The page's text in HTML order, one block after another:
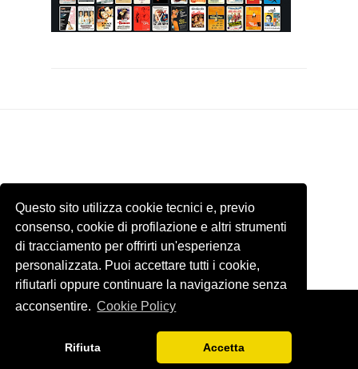
Questo sito utilizza cookie tecnici e, previo
consenso, cookie di profilazione e altri strumenti
di tracciamento per offrirti un'esperienza
personalizzata. Puoi accettare tutti i cookie,
rifiutarli oppure continuare la navigazione senza
acconsentire. Cookie Policy
Rifiuta Accetta
Template byThemeXpose. Tutti le immagini presenti di questo sito
internet appartengono ai rispettivi proprietari. Email
blogfrivolopergenteseria@gmail.com